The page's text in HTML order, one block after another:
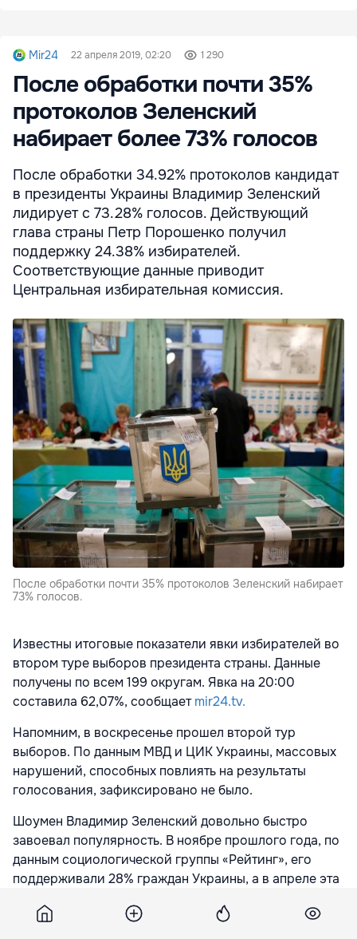
Mir24 22 апреля 2019, 02:20 1 290
После обработки почти 35%
протоколов Зеленский
набирает более 73% голосов
После обработки 34.92% протоколов кандидат
в президенты Украины Владимир Зеленский
лидирует с 73.28% голосов. Действующий
глава страны Петр Порошенко получил
поддержку 24.38% избирателей.
Соответствующие данные приводит
Центральная избирательная комиссия.
После обработки почти 35% протоколов Зеленский набирает
73% голосов.
Известны итоговые показатели явки избирателей во
втором туре выборов президента страны. Данные
получены по всем 199 округам. Явка на 20:00
составила 62,07%, сообщаетmir24.tv.
Напомним, в воскресенье прошел второй тур
выборов. По данным МВД и ЦИК Украины, массовых
нарушений, способных повлиять на результаты
голосования, зафиксировано не было.
Шоумен Владимир Зеленский довольно быстро
завоевал популярность. В ноябре прошлого года, по
данным социологической группы «Рейтинг», его
поддерживали 28% граждан Украины, а в апреле эта